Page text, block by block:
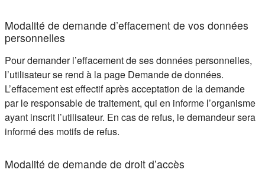
Modalité de demande d’effacement de vos données
personnelles
Pour demander l’effacement de ses données personnelles,
l’utilisateur se rend à la page Demande de données.
L’effacement est effectif après acceptation de la demande
par le responsable de traitement, qui en informe l’organisme
ayant inscrit l’utilisateur. En cas de refus, le demandeur sera
informé des motifs de refus.
Modalité de demande de droit d’accès